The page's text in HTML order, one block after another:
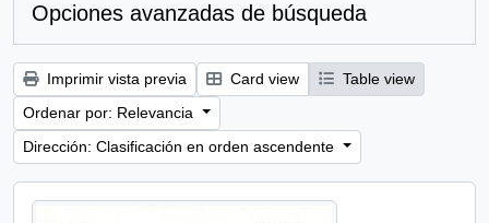
Opciones avanzadas de búsqueda
Imprimir vista previa Card view
Table view
Ordenar por: Relevancia
Dirección: Clasificación en orden ascendente